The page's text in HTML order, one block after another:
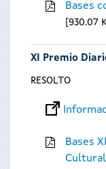
Bases
930.07
XI Premio
RESOLTO
Bases